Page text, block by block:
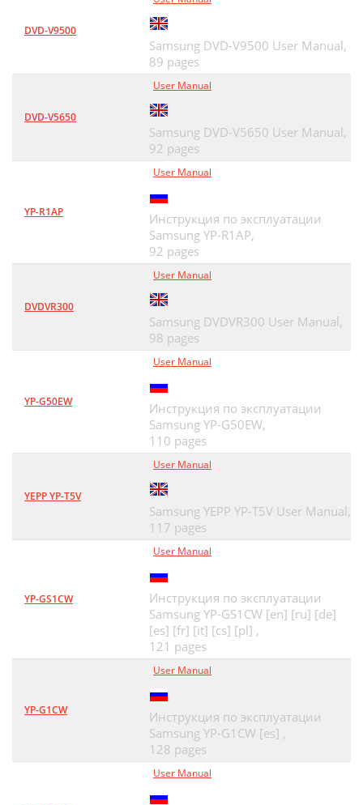
DVD-V9500
Samsung DVD-V9500 User Manual,
89 pages
DVD-V5650
User Manual
Samsung DVD-V5650 User Manual,
92 pages
YP-R1AP
User Manual
Инструкция по эксплуатации
Samsung YP-R1AP,
92 pages
DVDVR300
User Manual
Samsung DVDVR300 User Manual,
98 pages
YP-G50EW
User Manual
Инструкция по эксплуатации
Samsung YP-G50EW,
110 pages
YEPP YP-T5V
User Manual
Samsung YEPP YP-T5V User Manual,
117 pages
YP-GS1CW
User Manual
Инструкция по эксплуатации
Samsung YP-GS1CW [en] [ru] [de]
[es] [fr] [it] [cs] [pl] ,
121 pages
YP-G1CW
User Manual
Инструкция по эксплуатации
Samsung YP-G1CW [es] ,
128 pages
User Manual